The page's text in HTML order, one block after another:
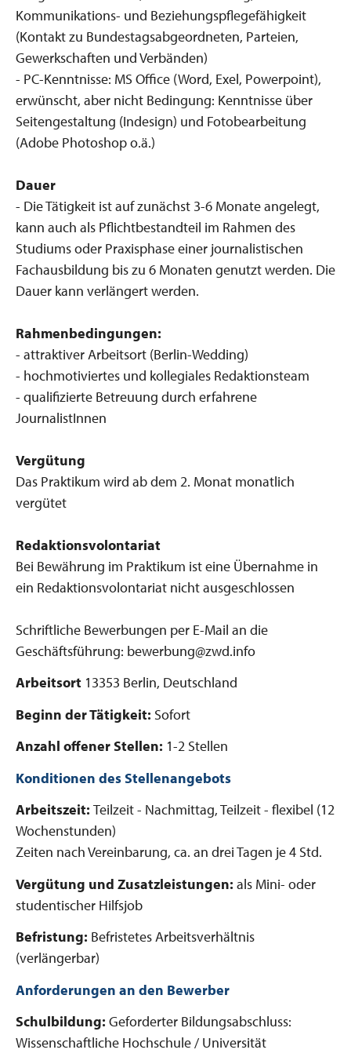
Kommunikations- und Beziehungspflegefähigkeit
(Kontakt zu Bundestagsabgeordneten, Parteien,
Gewerkschaften und Verbänden)
- PC-Kenntnisse: MS Office (Word, Exel, Powerpoint),
erwünscht, aber nicht Bedingung: Kenntnisse über
Seitengestaltung (Indesign) und Fotobearbeitung
(Adobe Photoshop o.ä.)
Dauer
- Die Tätigkeit ist auf zunächst 3-6 Monate angelegt,
kann auch als Pflichtbestandteil im Rahmen des
Studiums oder Praxisphase einer journalistischen
Fachausbildung bis zu 6 Monaten genutzt werden. Die
Dauer kann verlängert werden.
Rahmenbedingungen:
- attraktiver Arbeitsort (Berlin-Wedding)
- hochmotiviertes und kollegiales Redaktionsteam
- qualifizierte Betreuung durch erfahrene
JournalistInnen
Vergütung
Das Praktikum wird ab dem 2. Monat monatlich
vergütet
Redaktionsvolontariat
Bei Bewährung im Praktikum ist eine Übernahme in
ein Redaktionsvolontariat nicht ausgeschlossen
Schriftliche Bewerbungen per E-Mail an die
Geschäftsführung: bewerbung@zwd.info
Arbeitsort 13353 Berlin, Deutschland
Beginn der Tätigkeit: Sofort
Anzahl offener Stellen: 1-2 Stellen
Konditionen des Stellenangebots
Arbeitszeit: Teilzeit - Nachmittag, Teilzeit - flexibel (12
Wochenstunden)
Zeiten nach Vereinbarung, ca. an drei Tagen je 4 Std.
Vergütung und Zusatzleistungen: als Mini- oder
studentischer Hilfsjob
Befristung: Befristetes Arbeitsverhältnis
(verlängerbar)
Anforderungen an den Bewerber
Schulbildung: Geforderter Bildungsabschluss:
Wissenschaftliche Hochschule / Universität